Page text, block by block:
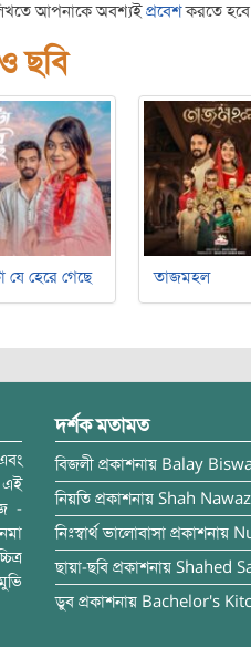
আপনাকে অবশ্যইপ্রবেশকরতে
ছবি
যে হেরে গেছে তাজমহল
এই
-
দর্শক মতামত
বিজলী প্রকাশনায় Balay
নিয়তি প্রকাশনায় Shah
নিঃস্বার্থ ভালোবাসা প্রকাশনায়
ছায়া-ছবি প্রকাশনায় Shahed
ডুব প্রকাশনায় Bachelor's